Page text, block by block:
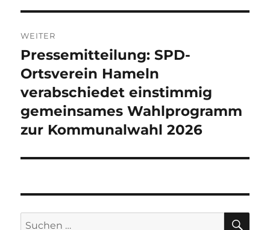
WEITER
Nächster
Beitrag:
Pressemitteilung: SPD-
Ortsverein Hameln
verabschiedet einstimmig
gemeinsames Wahlprogramm
zur Kommunalwahl 2026
Suchen